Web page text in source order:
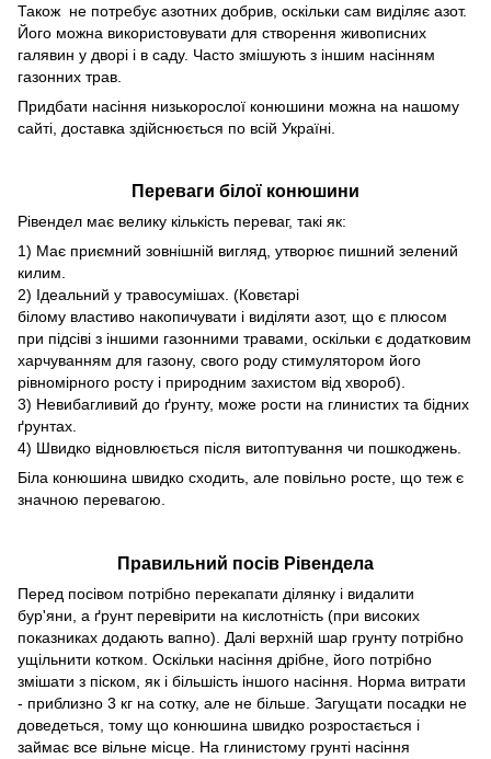
Також не потребує азотних добрив, оскільки сам виділяє азот.
Його можна використовувати для створення живописних
галявин у дворі і в саду. Часто змішують з іншим насінням
газонних трав.
Придбати насіння низькорослої конюшини можна на нашому
сайті, доставка здійснюється по всій Україні.
Переваги білої конюшини
Рівендел має велику кількість переваг, такі як:
1) Має приємний зовнішній вигляд, утворює пишний зелений
килим.
2) Ідеальний у травосумішах. (Ковєтарі
білому властиво накопичувати і виділяти азот, що є плюсом
при підсіві з іншими газонними травами, оскільки є додатковим
харчуванням для газону, свого роду стимулятором його
рівномірного росту і природним захистом від хвороб).
3) Невибагливий до ґрунту, може рости на глинистих та бідних
ґрунтах.
4) Швидко відновлюється після витоптування чи пошкоджень.
Біла конюшина швидко сходить, але повільно росте, що теж є
значною перевагою.
Правильний посів Рівендела
Перед посівом потрібно перекапати ділянку і видалити
бур'яни, а ґрунт перевірити на кислотність (при високих
показниках додають вапно). Далі верхній шар грунту потрібно
ущільнити котком. Оскільки насіння дрібне, його потрібно
змішати з піском, як і більшість іншого насіння. Норма витрати
- приблизно 3 кг на сотку, але не більше. Загущати посадки не
доведеться, тому що конюшина швидко розростається і
займає все вільне місце. На глинистому грунті насіння